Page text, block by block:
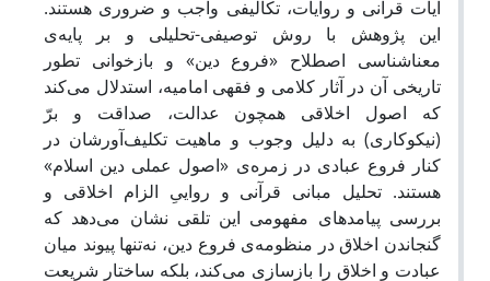
آیات قرآنی و روایات، تکالیفی واجب و ضروری هستند.
این پژوهش با روش توصیفی-تحلیلی و بر پایه‌ی
معناشناسی اصطلاح «فروع دین» و بازخوانی تطور
تاریخی آن در آثار کلامی و فقهی امامیه، استدلال می‌کند
که اصول اخلاقی همچون عدالت، صداقت و برّ
(نیکوکاری) به دلیل وجوب و ماهیت تکلیف‌آورشان در
کنار فروع عبادی در زمره‌ی «اصول عملی دین اسلام»
هستند. تحلیل مبانی قرآنی و رواییِ الزام اخلاقی و
بررسی پیامدهای مفهومی این تلقی نشان می‌دهد که
گنجاندن اخلاق در منظومه‌ی فروع دین، نه‌تنها پیوند میان
عبادت و اخلاق را بازسازی می‌کند، بلکه ساختار شریعت